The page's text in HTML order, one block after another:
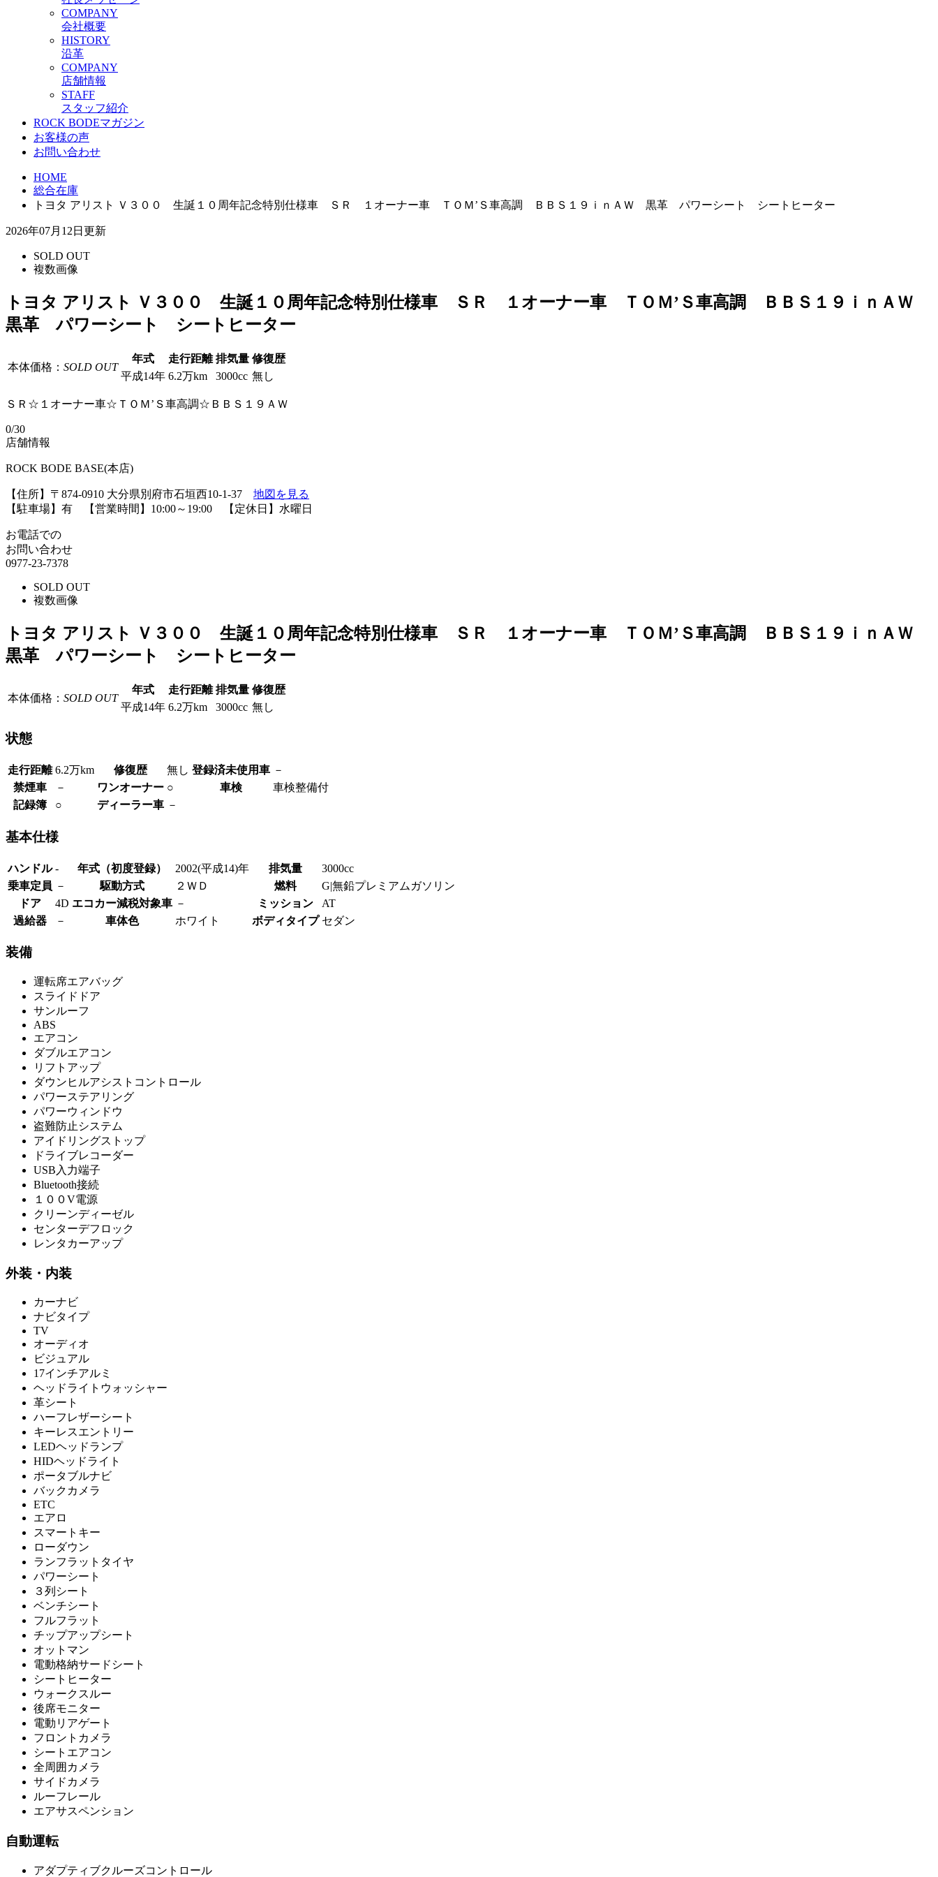
COMPANY
会社概要
HISTORY
沿革
COMPANY
店舗情報
STAFF
スタッフ紹介
ROCK BODEマガジン
お客様の声
お問い合わせ
HOME
総合在庫
トヨタ アリスト Ｖ３００ 生誕１０周年記念特別仕様車 ＳＲ １オーナー車 ＴＯＭ’Ｓ車高調 ＢＢＳ１９ｉｎＡＷ 黒革 パワーシート シートヒーター
2026年07月12日更新
SOLD OUT
複数画像
トヨタ アリスト Ｖ３００ 生誕１０周年記念特別仕様車 ＳＲ １オーナー車 ＴＯＭ’Ｓ車高調 ＢＢＳ１９ｉｎＡＷ
黒革 パワーシート シートヒーター
本体価格： SOLD OUT
年式 走行距離 排気量 修復歴
平成14年 6.2万km 3000cc 無し
ＳＲ☆１オーナー車☆ＴＯＭ’Ｓ車高調☆ＢＢＳ１９ＡＷ
0/30
店舗情報
ROCK BODE BASE(本店)
【住所】〒874-0910 大分県別府市石垣西10-1-37 地図を見る
【駐車場】有 【営業時間】10:00～19:00 【定休日】水曜日
お電話での
お問い合わせ
0977-23-7378
SOLD OUT
複数画像
トヨタ アリスト Ｖ３００ 生誕１０周年記念特別仕様車 ＳＲ １オーナー車 ＴＯＭ’Ｓ車高調 ＢＢＳ１９ｉｎＡＷ
黒革 パワーシート シートヒーター
本体価格： SOLD OUT
年式 走行距離 排気量 修復歴
平成14年 6.2万km 3000cc 無し
状態
走行距離 6.2万km 修復歴 無し 登録済未使用車 －
禁煙車
－ ワンオーナー ○ 車検
車検整備付
記録簿
○ ディーラー車 －
基本仕様
ハンドル - 年式（初度登録） 2002(平成14)年 排気量
3000cc
乗車定員 － 駆動方式 ２ＷＤ 燃料
G|無鉛プレミアムガソリン
ドア
4D エコカー減税対象車 － ミッション
AT
過給器
－ 車体色 ホワイト ボディタイプ セダン
装備
運転席エアバッグ
スライドドア
サンルーフ
ABS
エアコン
ダブルエアコン
リフトアップ
ダウンヒルアシストコントロール
パワーステアリング
パワーウィンドウ
盗難防止システム
アイドリングストップ
ドライブレコーダー
USB入力端子
Bluetooth接続
１００V電源
クリーンディーゼル
センターデフロック
レンタカーアップ
外装・内装
カーナビ
ナビタイプ
TV
オーディオ
ビジュアル
17インチアルミ
ヘッドライトウォッシャー
革シート
ハーフレザーシート
キーレスエントリー
LEDヘッドランプ
HIDヘッドライト
ポータブルナビ
バックカメラ
ETC
エアロ
スマートキー
ローダウン
ランフラットタイヤ
パワーシート
３列シート
ベンチシート
フルフラット
チップアップシート
オットマン
電動格納サードシート
シートヒーター
ウォークスルー
後席モニター
電動リアゲート
フロントカメラ
シートエアコン
全周囲カメラ
サイドカメラ
ルーフレール
エアサスペンション
自動運転
アダプティブクルーズコントロール